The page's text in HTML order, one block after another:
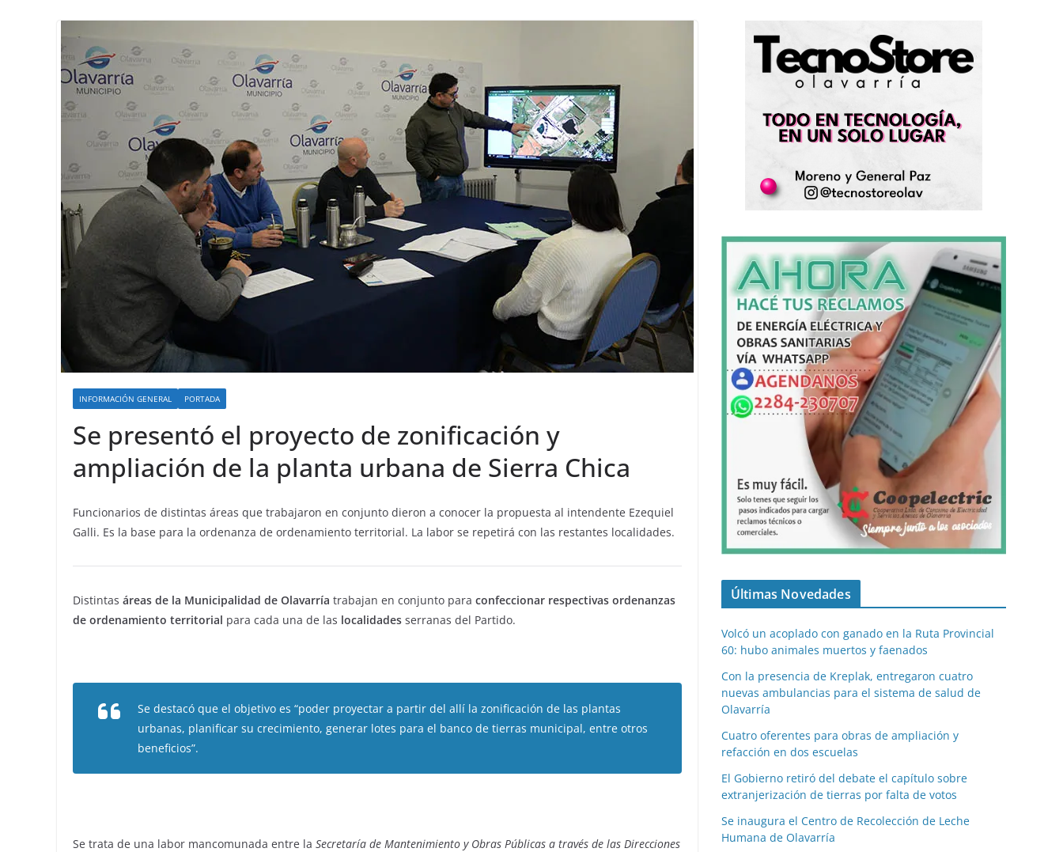
INFORMACIÓN GENERAL PORTADA
Se presentó el proyecto de zonificación y
ampliación de la planta urbana de Sierra Chica
Funcionarios de distintas áreas que trabajaron en conjunto dieron a conocer la propuesta al intendente Ezequiel
Galli. Es la base para la ordenanza de ordenamiento territorial. La labor se repetirá con las restantes localidades.
Distintas áreas de la Municipalidad de Olavarría trabajan en conjunto para confeccionar respectivas ordenanzas
de ordenamiento territorial para cada una de las localidades serranas del Partido.
Se destacó que el objetivo es “poder proyectar a partir del allí la zonificación de las plantas
urbanas, planificar su crecimiento, generar lotes para el banco de tierras municipal, entre otros
beneficios”.
Se trata de una labor mancomunada entre la Secretaría de Mantenimiento y Obras Públicas a través de las Direcciones
Últimas Novedades
Volcó un acoplado con ganado en la Ruta Provincial
60: hubo animales muertos y faenados
Con la presencia de Kreplak, entregaron cuatro
nuevas ambulancias para el sistema de salud de
Olavarría
Cuatro oferentes para obras de ampliación y
refacción en dos escuelas
El Gobierno retiró del debate el capítulo sobre
extranjerización de tierras por falta de votos
Se inaugura el Centro de Recolección de Leche
Humana de Olavarría